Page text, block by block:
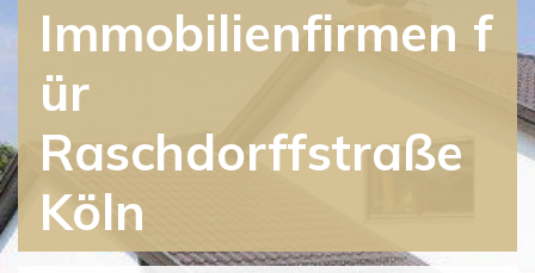
Immobilienfirmen f
ür
Raschdorffstraße
Köln